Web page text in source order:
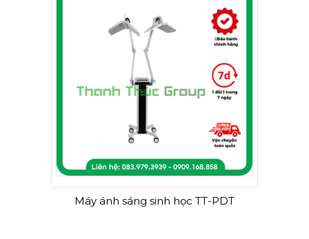
Máy ánh sáng sinh học TT-PDT